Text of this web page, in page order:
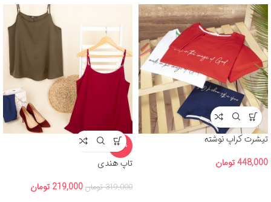
تیشرت کراپ نوشته
448,000تومان
-31%
تاپ هندی
319,000 تومان 219,000 تومان